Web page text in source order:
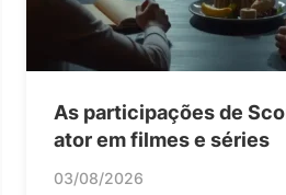
As participações de
ator em filmes e séries
03/08/2026